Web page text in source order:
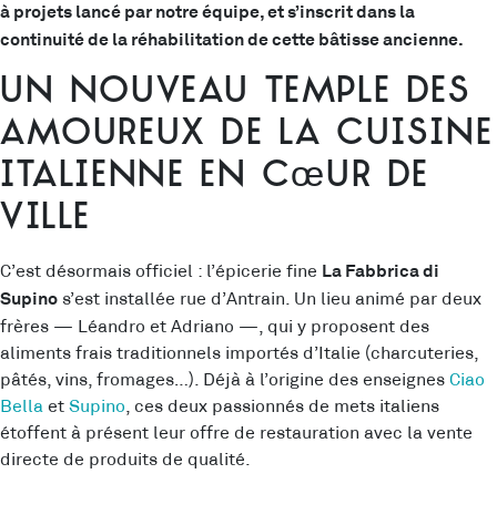
à projets lancé par notre équipe, et s’inscrit dans la
continuité de la réhabilitation de cette bâtisse ancienne.
Un nouveau temple des
amoureux de la cuisine
italienne en cœur de
ville
C’est désormais officiel : l’épicerie fine La Fabbrica di
Supino s’est installée rue d’Antrain. Un lieu animé par deux
frères — Léandro et Adriano —, qui y proposent des
aliments frais traditionnels importés d’Italie (charcuteries,
pâtés, vins, fromages…). Déjà à l’origine des enseignes Ciao
Bella et Supino , ces deux passionnés de mets italiens
étoffent à présent leur offre de restauration avec la vente
directe de produits de qualité.